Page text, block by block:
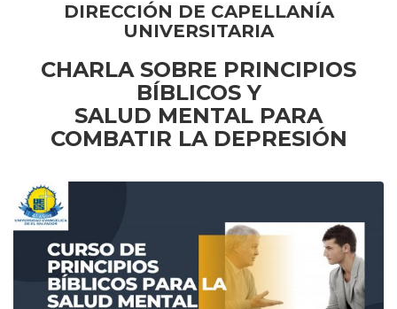
DIRECCIÓN DE CAPELLANÍA
UNIVERSITARIA
CHARLA SOBRE PRINCIPIOS
BÍBLICOS Y
SALUD MENTAL PARA
COMBATIR LA DEPRESIÓN